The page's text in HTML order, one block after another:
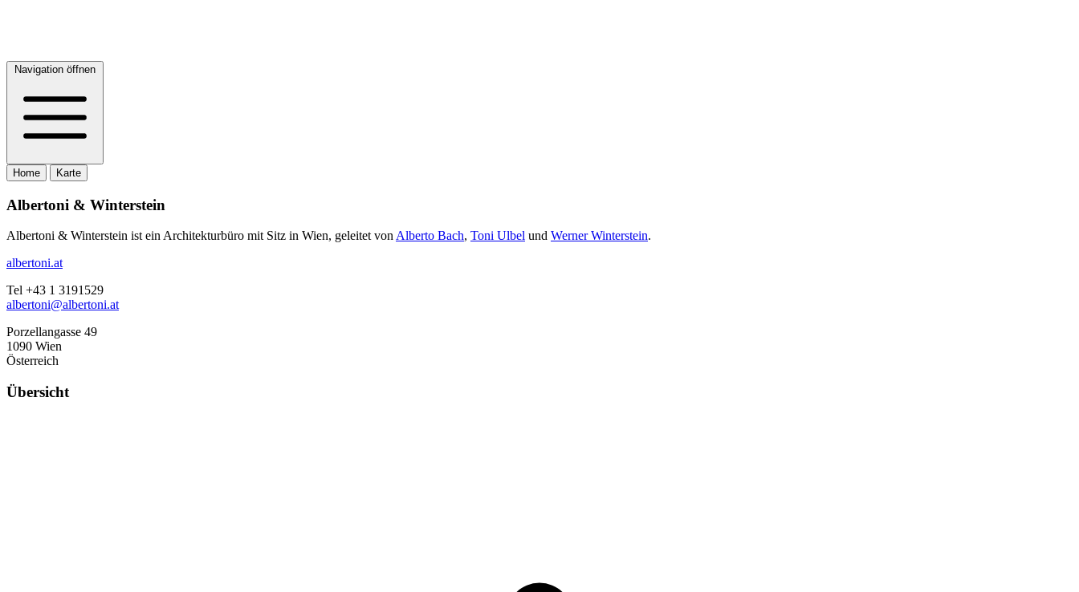
Navigation öffnen
Home Karte
Albertoni & Winterstein
Albertoni & Winterstein ist ein Architekturbüro mit Sitz in Wien, geleitet vonAlberto Bach, Toni Ulbel und Werner Winterstein.
albertoni.at
Tel +43 1 3191529
albertoni@albertoni.at
Porzellangasse 49
1090 Wien
Österreich
Übersicht